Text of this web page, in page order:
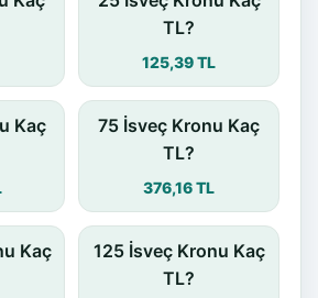
TL?
125,39 TL
Kaç
75 İsveç Kronu Kaç
TL?
376,16 TL
Kaç
125 İsveç Kronu Kaç
TL?